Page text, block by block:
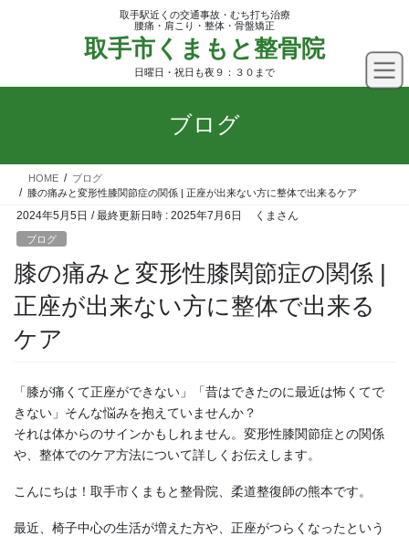
ツ
ッ
シ
移
取手駅近くの交通事故・むち打ち治療
腰痛・肩こり・整体・骨盤矯正
取手市くまもと整骨院
日曜日・祝日も夜９：３０まで
ブログ
HOME
ブログ
膝の痛みと変形性膝関節症の関係 | 正座が出来ない方に整体で出来るケア
2024年5月5日 / 最終更新日時 : 2025年7月6日 くまさん
ブログ
膝の痛みと変形性膝関節症の関係 |
正座が出来ない方に整体で出来る
ケア
「膝が痛くて正座ができない」「昔はできたのに最近は怖くてで
きない」そんな悩みを抱えていませんか？
それは体からのサインかもしれません。変形性膝関節症との関係
や、整体でのケア方法について詳しくお伝えします。
こんにちは！取手市くまもと整骨院、柔道整復師の熊本です。
最近、椅子中心の生活が増えた方や、正座がつらくなったという